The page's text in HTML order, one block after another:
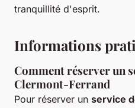
tranquillité d'esprit.
Informations
Comment réserver un
Clermont-Ferrand
Pour réserver un service